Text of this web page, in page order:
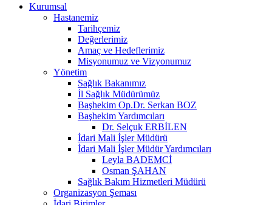
Kurumsal
Hastanemiz
Tarihçemiz
Değerlerimiz
Amaç ve Hedeflerimiz
Misyonumuz ve Vizyonumuz
Yönetim
Sağlık Bakanımız
İl Sağlık Müdürümüz
Başhekim Op.Dr. Serkan BOZ
Başhekim Yardımcıları
Dr. Selçuk ERBİLEN
İdari Mali İşler Müdürü
İdari Mali İşler Müdür Yardımcıları
Leyla BADEMCİ
Osman ŞAHAN
Sağlık Bakım Hizmetleri Müdürü
Organizasyon Şeması